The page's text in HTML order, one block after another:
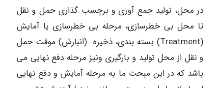
در محل، تولید جمع آوری و برچسب گذاری حمل و نقل
تا محل بی خطرسازی، مرحله بی خطرسازی یا آمایش
(Treatment) بسته بندی، ذخیره (انبارش) موقت حمل
و نقل از محل تولید و بارگیری ونیز مرحله دفع نهایی می
باشد که در این مبحث ما به مرحله آمایش و دفع نهایی